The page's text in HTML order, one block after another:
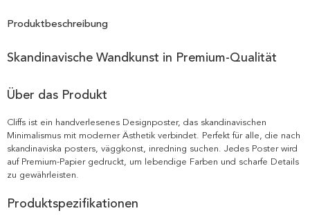
Produktbeschreibung
Skandinavische Wandkunst in Premium-Qualität
Über das Produkt
Cliffs ist ein handverlesenes Designposter, das skandinavischen
Minimalismus mit moderner Ästhetik verbindet. Perfekt für alle, die nach
skandinaviska posters, väggkonst, inredning suchen. Jedes Poster wird
auf Premium-Papier gedruckt, um lebendige Farben und scharfe Details
zu gewährleisten.
Produktspezifikationen